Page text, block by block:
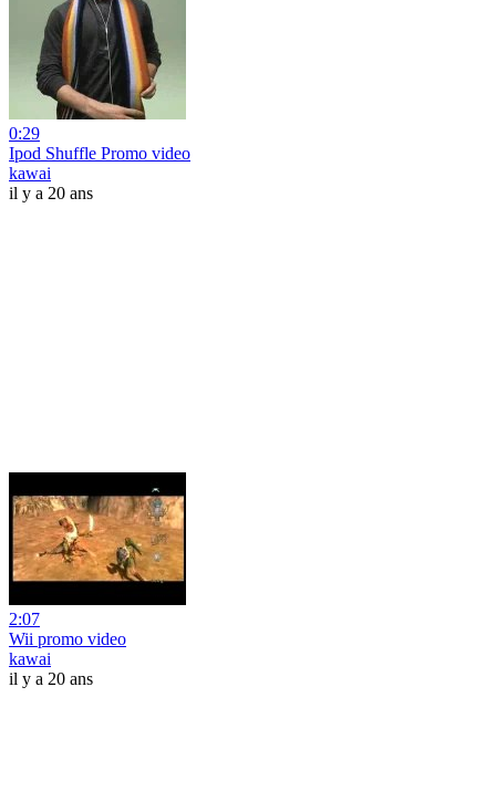
0:29
Ipod Shuffle Promo video
kawai
il y a 20 ans
2:07
Wii promo video
kawai
il y a 20 ans